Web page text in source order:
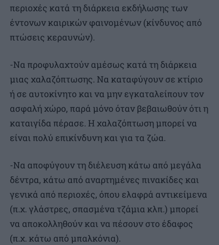
περιοχές κατά τη διάρκεια εκδήλωσης των
έντονων καιρικών φαινομένων (κίνδυνος από
πτώσεις κεραυνών).
-Να προφυλαχτούν αμέσως κατά τη διάρκεια
μιας χαλαζόπτωσης. Να καταφύγουν σε κτίριο
ή σε αυτοκίνητο και να μην εγκαταλείπουν τον
ασφαλή χώρο, παρά μόνο όταν βεβαιωθούν ότι η
καταιγίδα πέρασε. Η χαλαζόπτωση μπορεί να
είναι πολύ επικίνδυνη και για τα ζώα.
-Να αποφύγουν τη διέλευση κάτω από μεγάλα
δέντρα, κάτω από αναρτημένες πινακίδες και
γενικά από περιοχές, όπου ελαφρά αντικείμενα
(π.χ. γλάστρες, σπασμένα τζάμια κλπ.) μπορεί
να αποκολληθούν και να πέσουν στο έδαφος
(π.χ. κάτω από μπαλκόνια).